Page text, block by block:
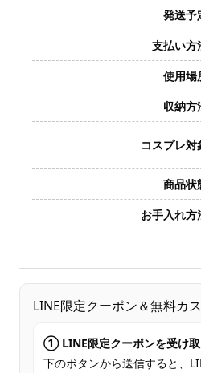
発送予
支払い方
使用場
収納方
コスプレ対
商品状
お手入れ方
LINE限定クーポン＆無料カ
① LINE限定クーポンを受け
下のボタンから送信すると、